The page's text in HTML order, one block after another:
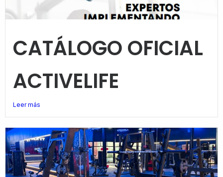
CATÁLOGO OFICIAL
ACTIVELIFE
Leer más